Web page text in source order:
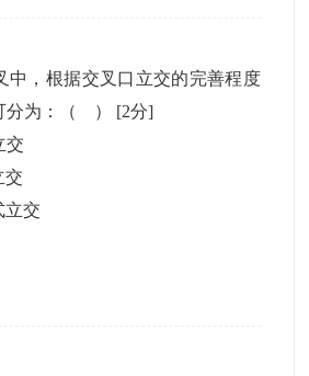
中，根据交叉口立交的完善程度
分为：（ ） [2分]
交
交
立交